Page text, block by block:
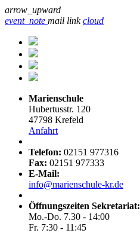
arrow_upward
event_note mail link cloud
Marienschule
Hubertusstr. 120
47798 Krefeld
Anfahrt
Telefon: 02151 977316
Fax: 02151 977333
E-Mail:
info@marienschule-kr.de
Öffnungszeiten Sekretariat:
Mo.-Do. 7.30 - 14:00
Fr. 7:30 - 11:45